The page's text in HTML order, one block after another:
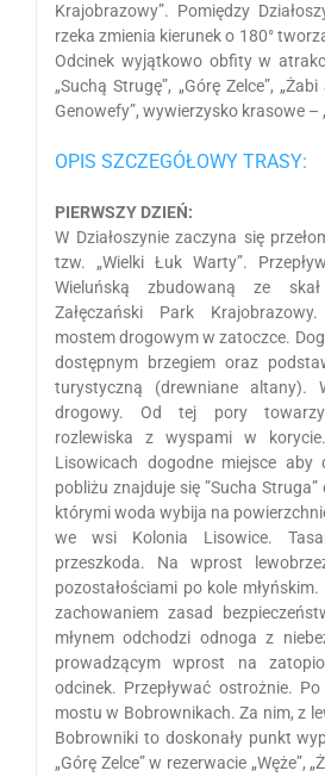
Krajobrazowy”. Pomiędzy
rzeka zmienia kierunek o 180°
Odcinek wyjątkowo obfity w
„Suchą Strugę”, „Górę Zelce”,
Genowefy”, wywierzysko krasowe –
OPIS SZCZEGÓŁOWY TRASY:
PIERWSZY DZIEŃ:
W Działoszynie zaczyna się
tzw. „Wielki Łuk Warty”.
Wieluńską zbudowaną ze
Załęczański Park
mostem drogowym w zatoczce.
dostępnym brzegiem oraz
turystyczną (drewniane altany).
drogowy. Od tej pory
rozlewiska z wyspami w
Lisowicach dogodne miejsce
pobliżu znajduje się ”Sucha Struga”
którymi woda wybija na
we wsi Kolonia Lisowice.
przeszkoda. Na wprost
pozostałościami po kole
zachowaniem zasad
młynem odchodzi odnoga z
prowadzącym wprost na
odcinek. Przepływać ostrożnie.
mostu w Bobrownikach. Za nim, z
Bobrowniki to doskonały punkt
„Górę Zelce” w rezerwacie „Węże”,